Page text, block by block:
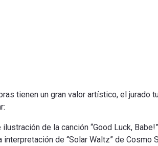
tienen un gran valor artístico, el jurado
de la canción “Good Luck,
interpretación de “Solar Waltz” de Cosmo